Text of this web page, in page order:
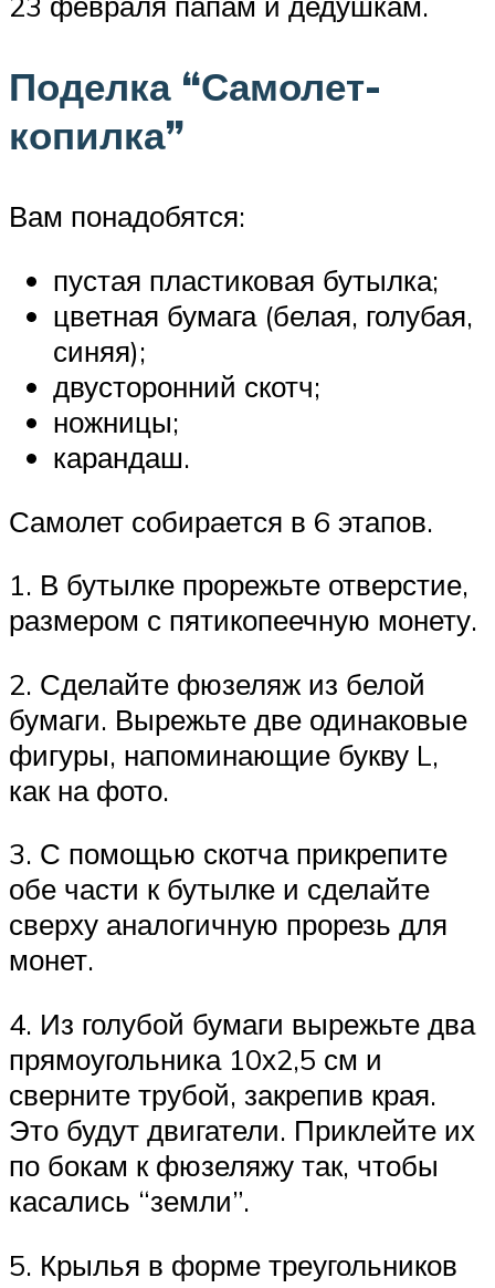
Поделка “Самолет-
копилка”
Вам понадобятся:
пустая пластиковая бутылка;
цветная бумага (белая, голубая,
синяя);
двусторонний скотч;
ножницы;
карандаш.
Самолет собирается в 6 этапов.
1. В бутылке прорежьте отверстие,
размером с пятикопеечную монету.
2. Сделайте фюзеляж из белой
бумаги. Вырежьте две одинаковые
фигуры, напоминающие букву L,
как на фото.
3. С помощью скотча прикрепите
обе части к бутылке и сделайте
сверху аналогичную прорезь для
монет.
4. Из голубой бумаги вырежьте два
прямоугольника 10х2,5 см и
сверните трубой, закрепив края.
Это будут двигатели. Приклейте их
по бокам к фюзеляжу так, чтобы
касались “земли”.
5. Крылья в форме треугольников